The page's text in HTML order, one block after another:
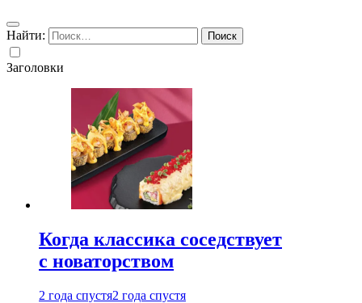
Найти:
Заголовки
Когда классика соседствует
с новаторством
2 года спустя2 года спустя